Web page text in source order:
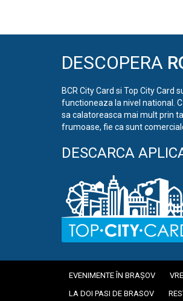
DESCOPERA
BCR City Card si Top City
functioneaza la nivel national.
sa calatoreasca mai mult prin
frumoase, fie ca sunt
DESCARCA
EVENIMENTE ÎN BRAȘOV
LA DOI PASI DE BRASOV